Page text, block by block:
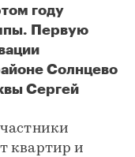
году
Первую
Солнцево
Сергей
квартир и